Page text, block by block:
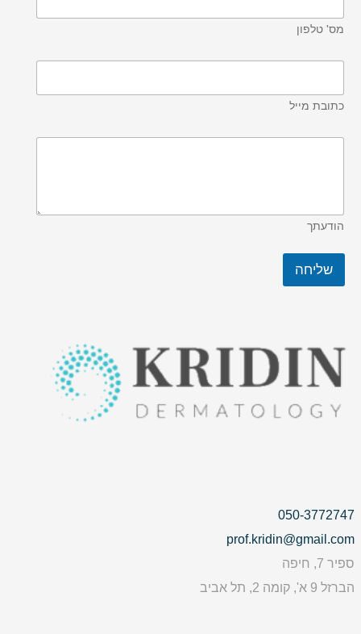
מס' טלפון
כתובת מייל
הודעתך
שליחה
050-3772747
prof.kridin@gmail.com
ספיר 7, חיפה
הברזל 9 א', קומה 2, תל אביב